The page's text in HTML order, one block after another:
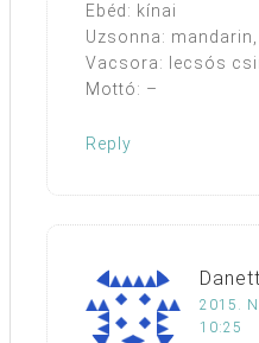
Ebéd: kínai
Uzsonna:
Vacsora: lecsós
Mottó: –
Reply
2015.
10:25